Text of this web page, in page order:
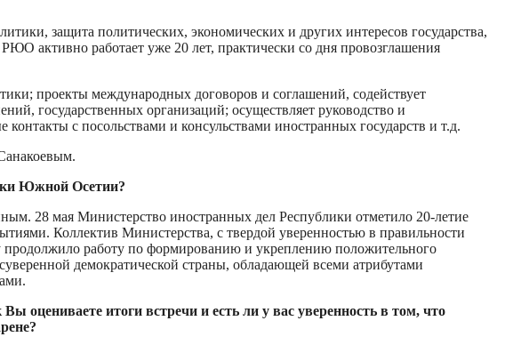
защита политических, экономических и других интересов государства,
активно работает уже 20 лет, практически со дня провозглашения
проекты международных договоров и соглашений, содействует
государственных организаций; осуществляет руководство и
с посольствами и консульствами иностранных государств и т.д.
Южной Осетии?
28 мая Министерство иностранных дел Республики отметило 20-летие
Коллектив Министерства, с твердой уверенностью в правильности
продолжило работу по формированию и укреплению положительного
демократической страны, обладающей всеми атрибутами
оцениваете итоги встречи и есть ли у вас уверенность в том, что